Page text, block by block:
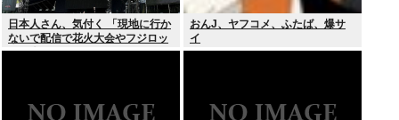
日本人さん、気付く 「現地に行か
ないで配信で花火大会やフジロッ
クを楽しめばいいんだ」
おんJ、ヤフコメ、ふたば、爆サ
イ